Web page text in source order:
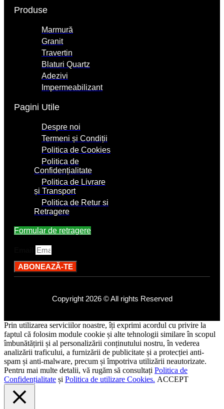
Produse
Marmură
Granit
Travertin
Blaturi Quartz
Adezivi
Impermeabilizant
Pagini Utile
Despre noi
Termeni și Condiții
Politica de Cookies
Politica de
Confidențialitate
Politica de Livrare
și Transport
Politica de Retur si
Retragere
Formular de retragere
ABONEAZĂ-TE
Copyright 2026 © All rights Reserved
Prin utilizarea serviciilor noastre, îți exprimi acordul cu privire la
faptul că folosim module cookie și alte tehnologii similare în scopul
îmbunătățirii și al personalizării conținutului nostru, în vederea
analizării traficului, a furnizării de publicitate și a protecției anti-
spam și anti-malware, precum și împotriva utilizării neautorizate.
Pentru mai multe detalii, vă rugăm să consultați Politica de
Confidențialitate și Politica de utilizare Cookies. ACCEPT